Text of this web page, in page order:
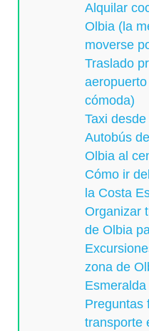
Alquilar
Olbia (la
moverse
Traslado
cómoda)
Taxi
Autobús
Olbia al
Cómo ir
la Costa
Organizar
de Olbia
zona de
Esmeralda
Preguntas
transporte